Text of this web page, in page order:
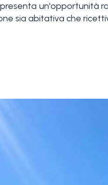
un'opportunità
sia abitativa che